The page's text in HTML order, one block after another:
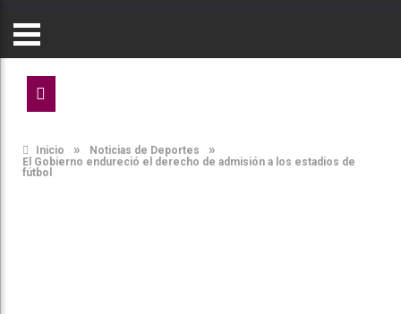
Inicio » Noticias de Deportes »
El Gobierno endureció el derecho de admisión a los estadios de
fútbol